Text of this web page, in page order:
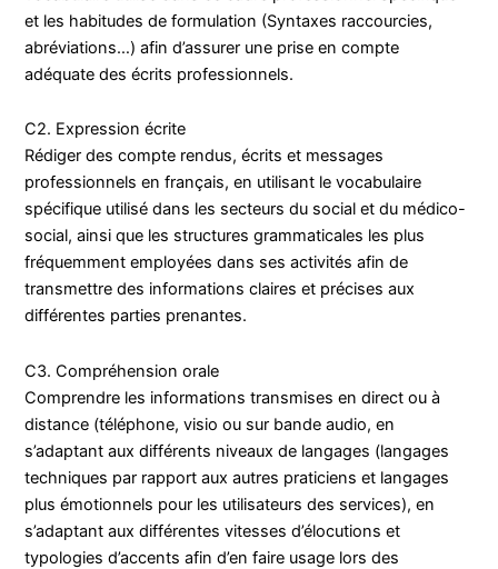
et les habitudes de formulation (Syntaxes raccourcies,
abréviations…) afin d’assurer une prise en compte
adéquate des écrits professionnels.
C2. Expression écrite
Rédiger des compte rendus, écrits et messages
professionnels en français, en utilisant le vocabulaire
spécifique utilisé dans les secteurs du social et du médico-
social, ainsi que les structures grammaticales les plus
fréquemment employées dans ses activités afin de
transmettre des informations claires et précises aux
différentes parties prenantes.
C3. Compréhension orale
Comprendre les informations transmises en direct ou à
distance (téléphone, visio ou sur bande audio, en
s’adaptant aux différents niveaux de langages (langages
techniques par rapport aux autres praticiens et langages
plus émotionnels pour les utilisateurs des services), en
s’adaptant aux différentes vitesses d’élocutions et
typologies d’accents afin d’en faire usage lors des